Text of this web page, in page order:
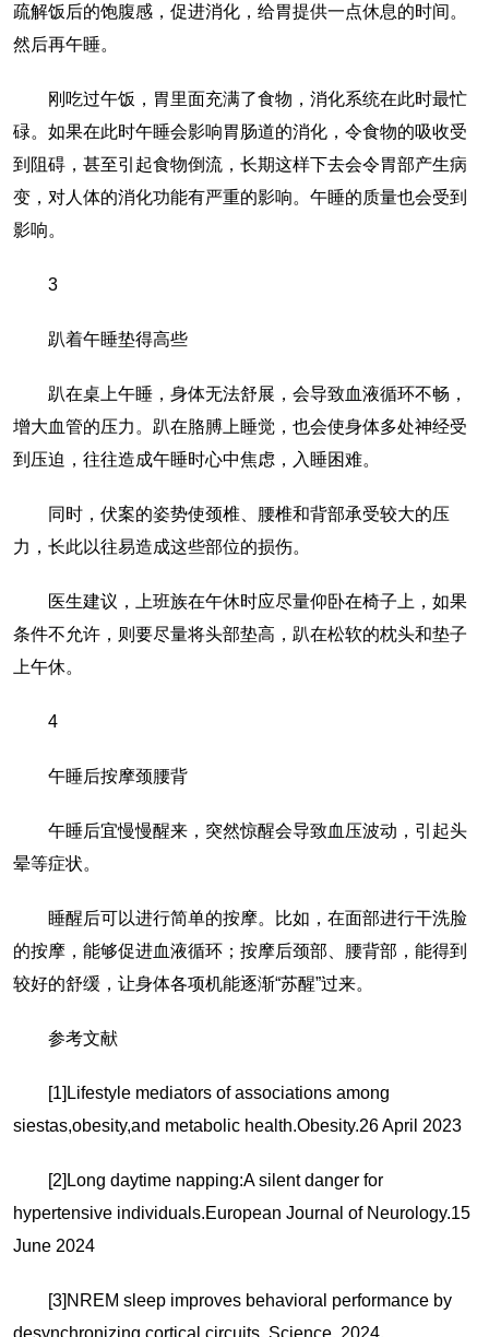
疏解饭后的饱腹感，促进消化，给胃提供一点休息的时间。
然后再午睡。
刚吃过午饭，胃里面充满了食物，消化系统在此时最忙
碌。如果在此时午睡会影响胃肠道的消化，令食物的吸收受
到阻碍，甚至引起食物倒流，长期这样下去会令胃部产生病
变，对人体的消化功能有严重的影响。午睡的质量也会受到
影响。
3
趴着午睡垫得高些
趴在桌上午睡，身体无法舒展，会导致血液循环不畅，
增大血管的压力。趴在胳膊上睡觉，也会使身体多处神经受
到压迫，往往造成午睡时心中焦虑，入睡困难。
同时，伏案的姿势使颈椎、腰椎和背部承受较大的压
力，长此以往易造成这些部位的损伤。
医生建议，上班族在午休时应尽量仰卧在椅子上，如果
条件不允许，则要尽量将头部垫高，趴在松软的枕头和垫子
上午休。
4
午睡后按摩颈腰背
午睡后宜慢慢醒来，突然惊醒会导致血压波动，引起头
晕等症状。
睡醒后可以进行简单的按摩。比如，在面部进行干洗脸
的按摩，能够促进血液循环；按摩后颈部、腰背部，能得到
较好的舒缓，让身体各项机能逐渐“苏醒”过来。
参考文献
[1]Lifestyle mediators of associations among
siestas,obesity,and metabolic health.Obesity.26 April 2023
[2]Long daytime napping:A silent danger for
hypertensive individuals.European Journal of Neurology.15
June 2024
[3]NREM sleep improves behavioral performance by